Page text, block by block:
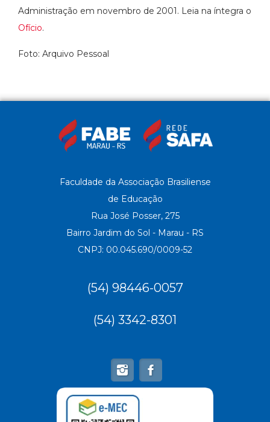
Administração em novembro de 2001. Leia na íntegra o
Ofício.
Foto: Arquivo Pessoal
Faculdade da Associação Brasiliense
de Educação
Rua José Posser, 275
Bairro Jardim do Sol - Marau - RS
CNPJ: 00.045.690/0009-52
(54) 98446-0057
(54) 3342-8301